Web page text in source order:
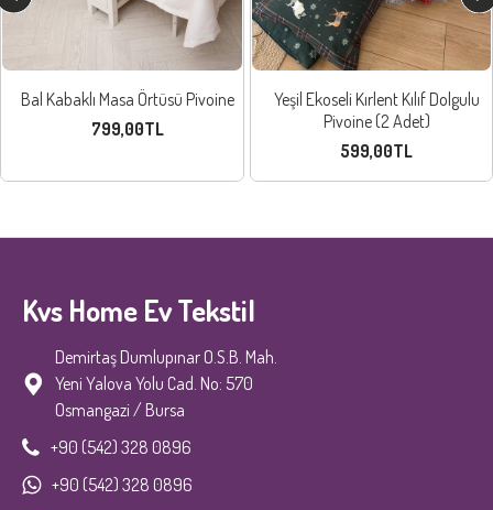
Bal Kabaklı Masa Örtüsü Pivoine
799,00TL
Yeşil Ekoseli Kırlent Kılıf Dolgulu
Pivoine (2 Adet)
599,00TL
Kvs Home Ev Tekstil
Demirtaş Dumlupınar O.S.B. Mah.
Yeni Yalova Yolu Cad. No: 570
Osmangazi / Bursa
+90 (542) 328 0896
+90 (542) 328 0896